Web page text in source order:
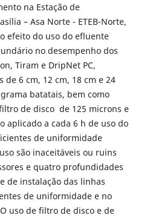
na Estação de
– Asa Norte - ETEB-Norte,
efeito do uso do efluente
no desempenho dos
Tiram e DripNet PC,
6 cm, 12 cm, 18 cm e 24
batatais, bem como
de disco de 125 microns e
aplicado a cada 6 h de uso do
de uniformidade
são inaceitáveis ou ruins
e quatro profundidades
de instalação das linhas
de uniformidade e no
uso de filtro de disco e de